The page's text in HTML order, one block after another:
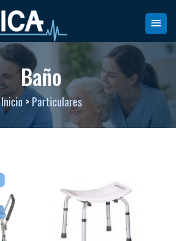
Baño
Inicio > Particulares